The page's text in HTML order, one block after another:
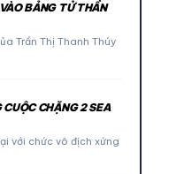
BẢNG TỬ THẦN
Trần Thị Thanh Thúy
CHẶNG 2 SEA
với chức vô địch xứng